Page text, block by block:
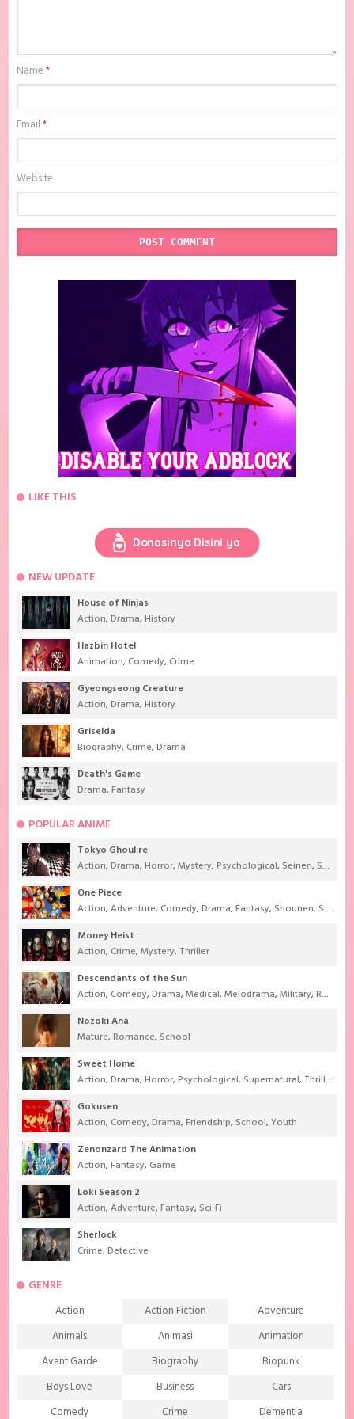
Hunter x Hunter Movie 2: The Last Mission Batch Subtitle Indonesia,
Batchindo
Name*
Email*
Website
LIKE THIS
Donasinya Disini ya
NEW UPDATE
House of Ninjas
Action,Drama,History
Hazbin Hotel
Animation, Comedy, Crime
Gyeongseong Creature
Action,Drama,History
Griselda
Biography, Crime,Drama
Death's Game
Drama,Fantasy
POPULAR ANIME
Tokyo Ghoul:re
Action,Drama,Horror,Mystery,Psychological, Seinen, Supernatural
One Piece
Action,Adventure, Comedy,Drama,Fantasy, Shounen, Super Power
Money Heist
Action, Crime,Mystery, Thriller
Descendants of the Sun
Action, Comedy,Drama,Medical,Melodrama,Military,Romance
Nozoki Ana
Mature,Romance, School
Sweet Home
Action,Drama,Horror,Psychological, Supernatural, Thriller
Gokusen
Action, Comedy,Drama,Friendship, School,Youth
Zenonzard The Animation
Action,Fantasy, Game
Loki Season 2
Action,Adventure,Fantasy, Sci-Fi
Sherlock
Crime,Detective
GENRE
Action Action Fiction
Adventure
Animals
Animasi
Animation
Avant Garde
Biography
Biopunk
Boys Love
Business
Cars
Comedy
Crime
Dementia